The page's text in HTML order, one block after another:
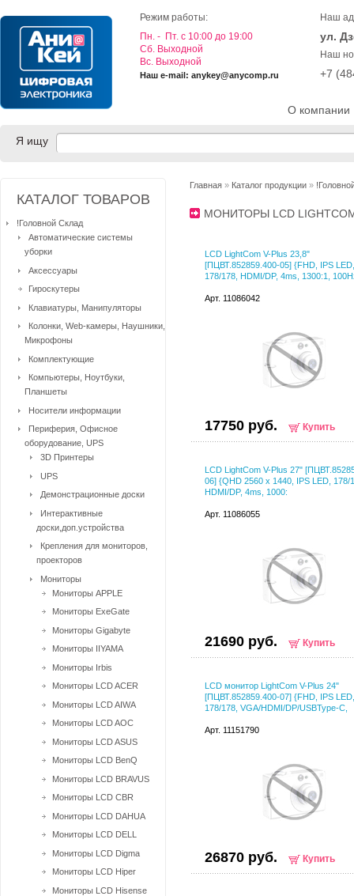
О компании
Режим работы:
Пн. - Пт. с 10:00 до 19:00
Cб. Выходной
Вс. Выходной
Наш e-mail: anykey@anycomp.ru
Наш
ул.
Наш
+7
Я ищу
Главная » Каталог продукции »
МОНИТОРЫ LCD
LCD LightCom V-Plus 23,8"
[ПЦВТ.852859.400-05] {FHD, IPS LED,
178/178, HDMI/DP, 4ms, 1300:1,
Арт. 11086042
17750 руб. Купить
LCD LightCom V-Plus 27"
06] {QHD 2560 x 1440, IPS LED, 178/
HDMI/DP, 4ms, 1000:
Арт. 11086055
21690 руб. Купить
LCD монитор LightCom V-Plus 24"
[ПЦВТ.852859.400-07] {FHD, IPS LED,
178/178, VGA/HDMI/DP/USBType-C,
Арт. 11151790
26870 руб. Купить
КАТАЛОГ ТОВАРОВ
!Головной Склад
Автоматические системы
уборки
Аксессуары
Гироскутеры
Клавиатуры, Манипуляторы
Колонки, Web-камеры, Наушники,
Микрофоны
Комплектующие
Компьютеры, Ноутбуки,
Планшеты
Носители информации
Периферия, Офисное
оборудование, UPS
3D Принтеры
UPS
Демонстрационные доски
Интерактивные
доски,доп.устройства
Крепления для мониторов,
проекторов
Мониторы
Мониторы APPLE
Мониторы ExeGate
Мониторы Gigabyte
Мониторы IIYAMA
Мониторы Irbis
Мониторы LCD ACER
Мониторы LCD AIWA
Мониторы LCD AOC
Мониторы LCD ASUS
Мониторы LCD BenQ
Мониторы LCD BRAVUS
Мониторы LCD CBR
Мониторы LCD DAHUA
Мониторы LCD DELL
Мониторы LCD Digma
Мониторы LCD Hiper
Мониторы LCD Hisense